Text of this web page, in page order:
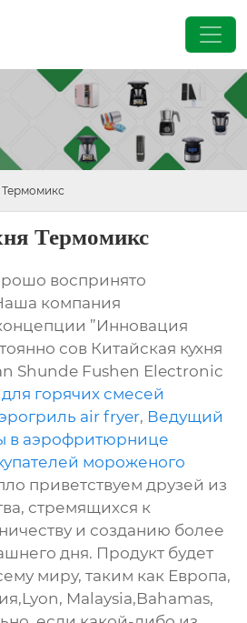
Термомикс
Термомикс
воспринято
компания
”Инновация
сов Китайская кухня
Shunde Fushen Electronic
горячих смесей
air fryer, Ведущий
в аэрофритюрнице
мороженого
приветствуем друзей из
стремящихся к
и созданию более
дня. Продукт будет
миру, таким как Европа,
Malaysia,Bahamas,